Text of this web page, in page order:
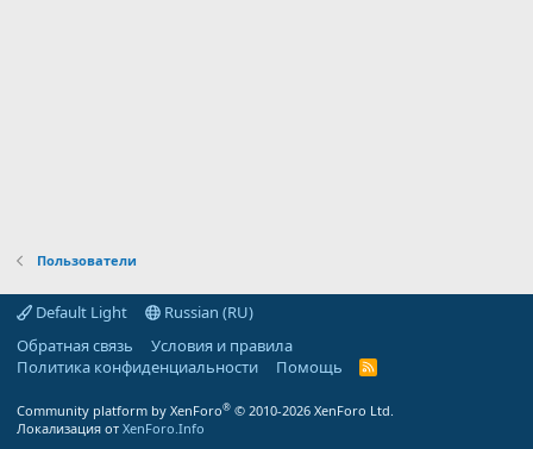
Пользователи
Default Light
Russian (RU)
Обратная связь
Условия и правила
Политика конфиденциальности
Помощь
R
Community platform by XenForo® © 2010-2026 XenForo Ltd.
Локализация от XenForo.Info